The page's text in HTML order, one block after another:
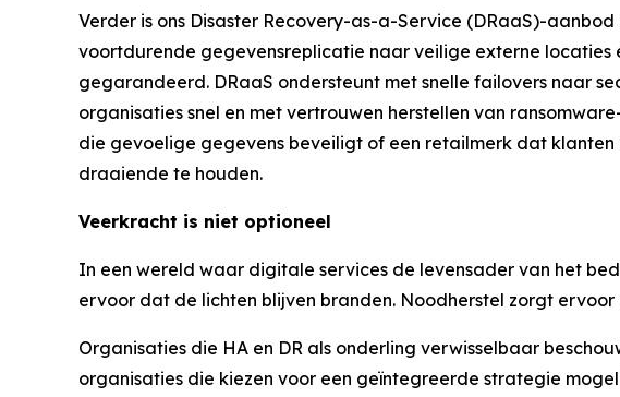
Verder is ons Disaster Recovery-as-a-Service (DRaaS)-
voortdurende gegevensreplicatie naar veilige externe
gegarandeerd. DRaaS ondersteunt met snelle failovers naar
organisaties snel en met vertrouwen herstellen van
die gevoelige gegevens beveiligt of een retailmerk dat
draaiende te houden.
Veerkracht is niet optioneel
In een wereld waar digitale services de levensader van het
ervoor dat de lichten blijven branden. Noodherstel zorgt
Organisaties die HA en DR als onderling verwisselbaar
organisaties die kiezen voor een geïntegreerde strategie